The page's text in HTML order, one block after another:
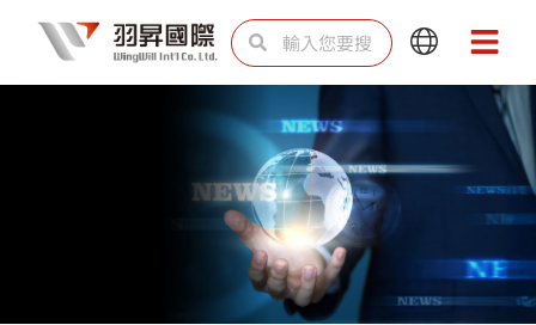
主
搜
尋 尋
Main
Menu
Main
Menu